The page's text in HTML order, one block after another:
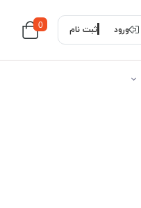
ورود ثبت نام 0